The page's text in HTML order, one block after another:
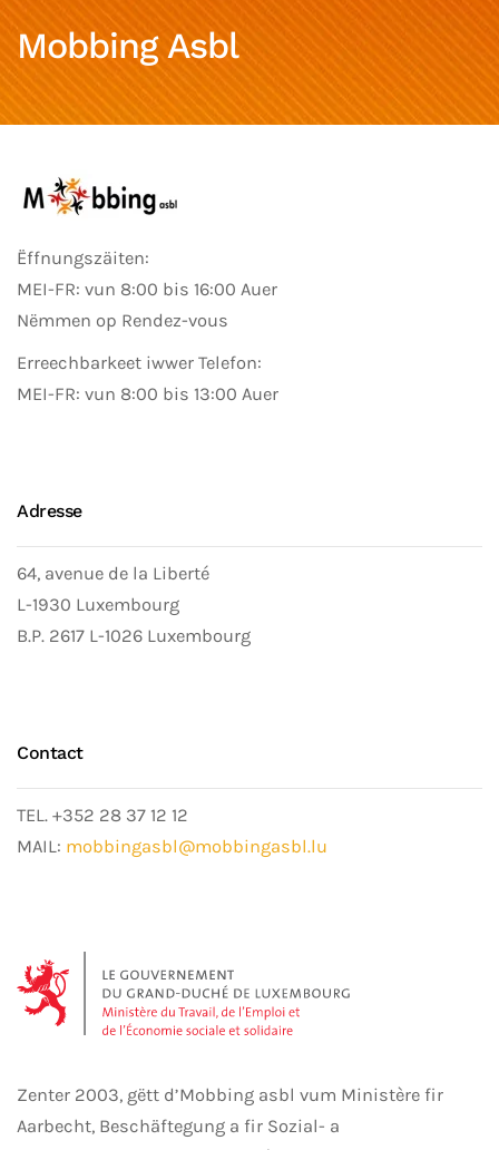
Mobbing Asbl
Ëffnungszäiten:
MEI-FR: vun 8:00 bis 16:00 Auer
Nëmmen op Rendez-vous
Erreechbarkeet iwwer Telefon:
MEI-FR: vun 8:00 bis 13:00 Auer
Adresse
64, avenue de la Liberté
L-1930 Luxembourg
B.P. 2617 L-1026 Luxembourg
Contact
TEL. +352 28 37 12 12
MAIL: mobbingasbl@mobbingasbl.lu
Zenter 2003, gëtt d’Mobbing asbl vum Ministère fir
Aarbecht, Beschäftegung a fir Sozial- a